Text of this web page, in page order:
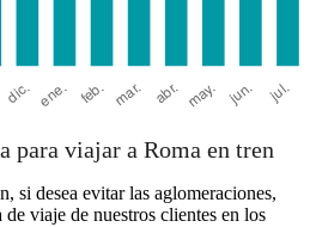
para viajar a Roma en tren
si desea evitar las aglomeraciones,
viaje de nuestros clientes en los